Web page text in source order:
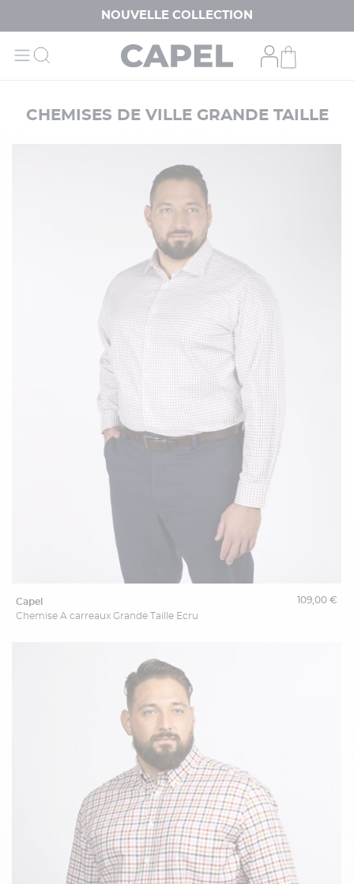
NOUVELLE COLLECTION
CHEMISES DE VILLE GRANDE TAILLE
capel
Chemise A carreaux Grande Taille Ecru
109,00 €